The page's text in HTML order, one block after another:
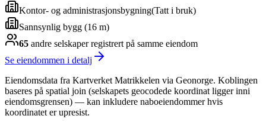
Kontor- og administrasjonsbygning(Tatt i bruk)
Sannsynlig bygg (16 m)
65 andre selskaperregistrert på samme eiendom
Se eiendommen i detalj
Eiendomsdata fra Kartverket Matrikkelen via Geonorge. Koblingen
baseres på spatial join (selskapets geocodede koordinat ligger inni
eiendomsgrensen) — kan inkludere naboeiendommer hvis
koordinatet er upresist.